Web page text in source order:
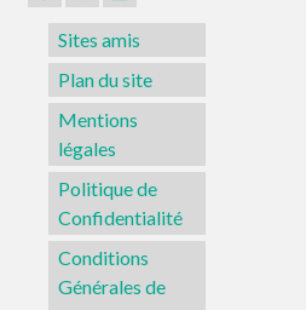
Sites amis
Plan du site
Mentions
légales
Politique de
Confidentialité
Conditions
Générales de